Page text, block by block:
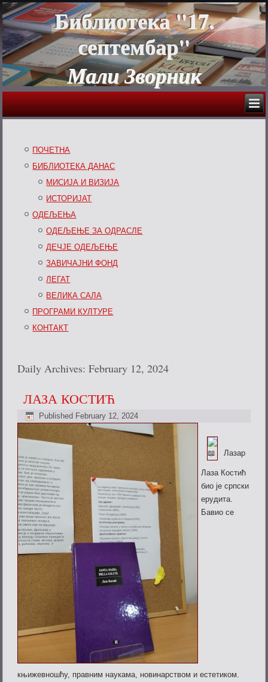
Библиотека "17.
септембар"
Мали Зворник
ПОЧЕТНА
БИБЛИОТЕКА ДАНАС
МИСИЈА И ВИЗИЈА
ИСТОРИЈАТ
ОДЕЉЕЊА
ОДЕЉЕЊЕ ЗА ОДРАСЛЕ
ДЕЧЈЕ ОДЕЉЕЊЕ
ЗАВИЧАЈНИ ФОНД
ЛЕГАТ
ВЕЛИКА САЛА
ПРОГРАМИ КУЛТУРЕ
КОНТАКТ
Daily Archives:February 12, 2024
ЛАЗА КОСТИЋ
Published February 12, 2024
Лазар
Лаза Костић
био је српски
ерудита.
Бавио се
књижевношћу, правним наукама, новинарством и естетиком.